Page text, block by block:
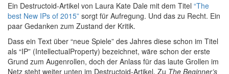
Ein Destructoid-Artikel von Laura Kate Dale mit dem Titel “The
best New IPs of 2015” sorgt für Aufregung. Und das zu Recht. Ein
paar Gedanken zum Zustand der Kritik.
Dass ein Text über “neue Spiele” des Jahres diese schon im Titel
als “IP” (IntellectualProperty) bezeichnet, wäre schon der erste
Grund zum Augenrollen, doch der Anlass für das laute Grollen im
Netz steht weiter unten im Destructoid-Artikel. Zu The Beginner’s